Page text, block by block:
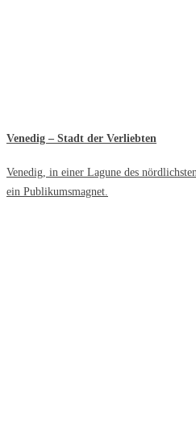
Venedig – Stadt der Verliebten
Venedig, in einer Lagune des
ein Publikumsmagnet.